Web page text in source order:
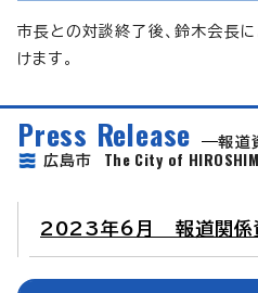
市長との対談終了後、鈴木会長
けます。
Press Release
報道
広島市 The City of
2023年6月 報道関係